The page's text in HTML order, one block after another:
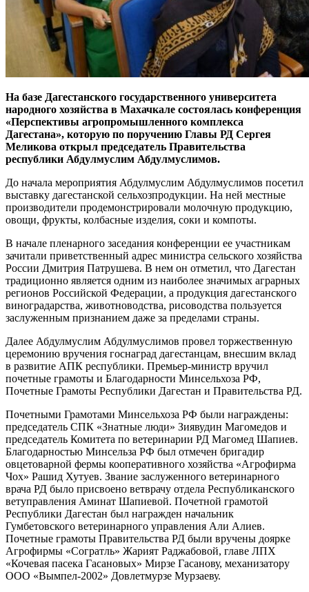
На базе Дагестанского государственного университета
народного хозяйства в Махачкале состоялась конференция
«Перспективы агропромышленного комплекса
Дагестана», которую по поручению Главы РД Сергея
Меликова открыл председатель Правительства
республики Абдулмуслим Абдулмуслимов.
До начала мероприятия Абдулмуслим Абдулмуслимов посетил
выставку дагестанской сельхозпродукции. На ней местные
производители продемонстрировали молочную продукцию,
овощи, фрукты, колбасные изделия, соки и компоты.
В начале пленарного заседания конференции ее участникам
зачитали приветственный адрес министра сельского хозяйства
России Дмитрия Патрушева. В нем он отметил, что Дагестан
традиционно является одним из наиболее значимых аграрных
регионов Российской Федерации, а продукция дагестанского
виноградарства, животноводства, рисоводства пользуется
заслуженным признанием даже за пределами страны.
Далее Абдулмуслим Абдулмуслимов провел торжественную
церемонию вручения госнаград дагестанцам, внесшим вклад
в развитие АПК республики. Премьер-министр вручил
почетные грамоты и Благодарности Минсельхоза РФ,
Почетные Грамоты Республики Дагестан и Правительства РД.
Почетными Грамотами Минсельхоза РФ были награждены:
председатель СПК «Знатные люди» Зиявудин Магомедов и
председатель Комитета по ветеринарии РД Магомед Шапиев.
Благодарностью Минсельза РФ был отмечен бригадир
овцетоварной фермы кооперативного хозяйства «Агрофирма
Чох» Рашид Хутуев. Звание заслуженного ветеринарного
врача РД было присвоено ветврачу отдела Республиканского
ветуправления Аминат Шапиевой. Почетной грамотой
Республики Дагестан был награжден начальник
Гумбетовского ветеринарного управления Али Алиев.
Почетные грамоты Правительства РД были вручены доярке
Агрофирмы «Согратль» Жарият Раджабовой, главе ЛПХ
«Кочевая пасека Гасановых» Мирзе Гасанову, механизатору
ООО «Вымпел-2002» Довлетмурзе Мурзаеву.